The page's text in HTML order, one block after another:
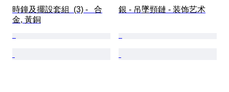
時鐘及擺設套組  (3) -   合
金, 黃銅
銀 - 吊墜頸鏈 - 装饰艺术